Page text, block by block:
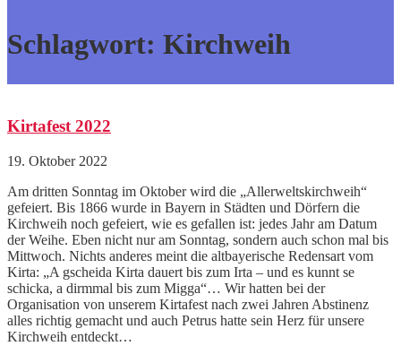
Schlagwort: Kirchweih
Kirtafest 2022
19. Oktober 2022
Am dritten Sonntag im Oktober wird die „Allerweltskirchweih“
gefeiert. Bis 1866 wurde in Bayern in Städten und Dörfern die
Kirchweih noch gefeiert, wie es gefallen ist: jedes Jahr am Datum
der Weihe. Eben nicht nur am Sonntag, sondern auch schon mal bis
Mittwoch. Nichts anderes meint die altbayerische Redensart vom
Kirta: „A gscheida Kirta dauert bis zum Irta – und es kunnt se
schicka, a dirmmal bis zum Migga“… Wir hatten bei der
Organisation von unserem Kirtafest nach zwei Jahren Abstinenz
alles richtig gemacht und auch Petrus hatte sein Herz für unsere
Kirchweih entdeckt…